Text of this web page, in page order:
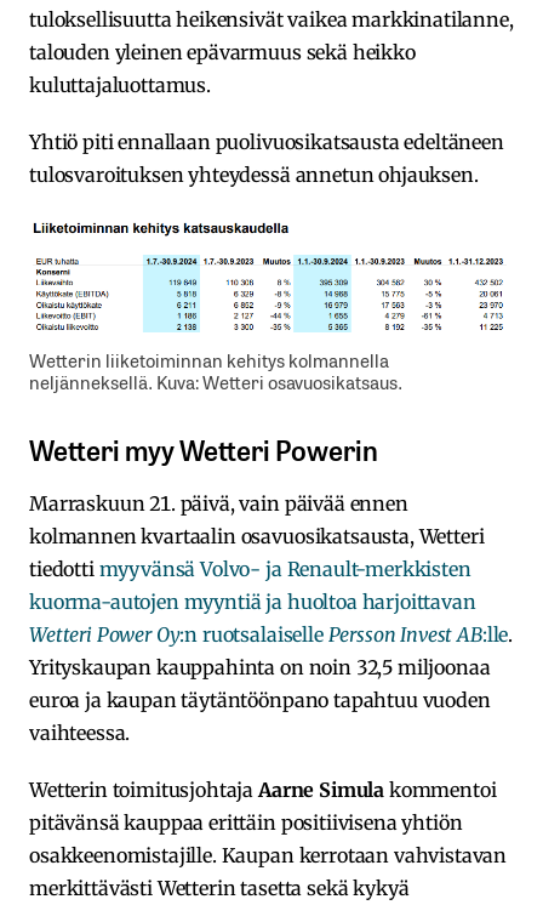
tuloksellisuutta heikensivät vaikea markkinatilanne,
talouden yleinen epävarmuus sekä heikko
kuluttajaluottamus.
Yhtiö piti ennallaan puolivuosikatsausta edeltäneen
tulosvaroituksen yhteydessä annetun ohjauksen.
Wetterin liiketoiminnan kehitys kolmannella
neljänneksellä. Kuva: Wetteri osavuosikatsaus.
Wetteri myy Wetteri Powerin
Marraskuun 21. päivä, vain päivää ennen
kolmannen kvartaalin osavuosikatsausta, Wetteri
tiedotti myyvänsä Volvo- ja Renault-merkkisten
kuorma-autojen myyntiä ja huoltoa harjoittavan
Wetteri Power Oy:n ruotsalaiselle Persson Invest AB:lle.
Yrityskaupan kauppahinta on noin 32,5 miljoonaa
euroa ja kaupan täytäntöönpano tapahtuu vuoden
vaihteessa.
Wetterin toimitusjohtaja Aarne Simula kommentoi
pitävänsä kauppaa erittäin positiivisena yhtiön
osakkeenomistajille. Kaupan kerrotaan vahvistavan
merkittävästi Wetterin tasetta sekä kykyä